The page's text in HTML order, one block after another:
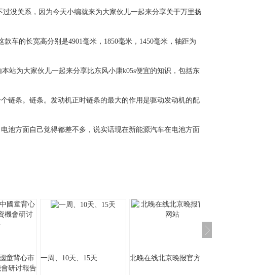
关系，因为今天小编就来为大家伙儿一起来分享关于万里扬
的长宽高分别是4901毫米，1850毫米，1450毫米，轴距为
为大家伙儿一起来分享比东风小康k05s便宜的知识，包括东
条。链条。发动机正时链条的最大的作用是驱动发动机的配
方面自己觉得都差不多，说实话现在新能源汽车在电池方面
童背心市
研讨報告
一周、10天、15天 北晚在线北京晚报官方网站